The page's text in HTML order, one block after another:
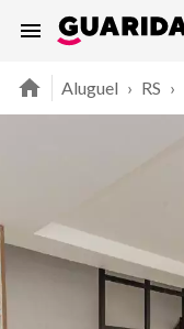
Aluguel › RS ›